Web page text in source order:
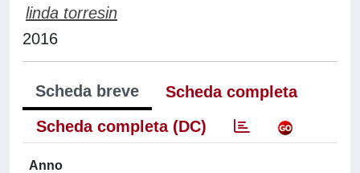
linda torresin
2016
Scheda breve
Scheda completa
Scheda completa (DC)
Anno